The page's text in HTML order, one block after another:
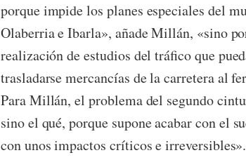
porque impide los planes especiales del
Olaberria e Ibarla», añade Millán, «sino
realización de estudios del tráfico que
trasladarse mercancías de la carretera al
Para Millán, el problema del segundo
sino el qué, porque supone acabar con el
con unos impactos críticos e irreversibles».